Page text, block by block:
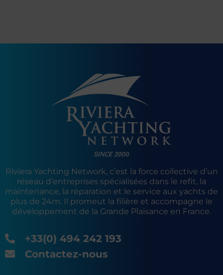
Riviera Yachting Network, c’est la force collective d’un
réseau d’entreprises spécialisées dans le refit, la
maintenance, la réparation et le service aux yachts de
plus de 24m. Il promeut la filière et accompagne le
développement de la Grande Plaisance en France.
+33(0) 494 242 193
Contactez-nous